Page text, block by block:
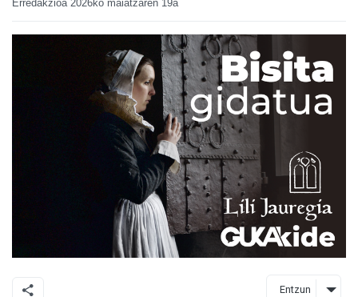
Erredakzioa 2026ko maiatzaren 19a
Entzun